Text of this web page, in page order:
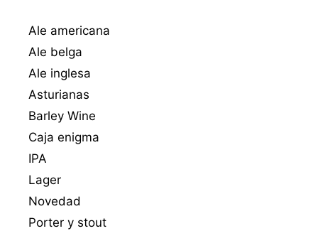
Ale americana
Ale belga
Ale inglesa
Asturianas
Barley Wine
Caja enigma
IPA
Lager
Novedad
Porter y stout